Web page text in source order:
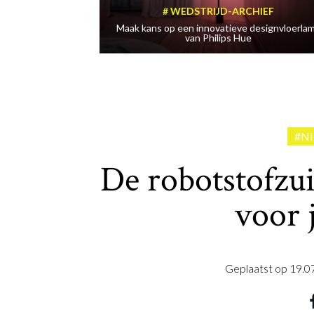
WEDSTRIJD-ARCHIEF
Maak kans op een innovatieve
van Philips Hue
De
voor
Geplaatst op